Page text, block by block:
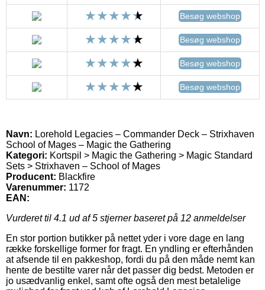
Besøg webshop
Besøg webshop
Besøg webshop
Besøg webshop
Navn: Lorehold Legacies – Commander Deck – Strixhaven
School of Mages – Magic the Gathering
Kategori: Kortspil > Magic the Gathering > Magic Standard
Sets > Strixhaven – School of Mages
Producent: Blackfire
Varenummer: 1172
EAN:
Vurderet til 4.1 ud af 5 stjerner baseret på 12 anmeldelser
En stor portion butikker på nettet yder i vore dage en lang
række forskellige former for fragt. En yndling er efterhånden
at afsende til en pakkeshop, fordi du på den måde nemt kan
hente de bestilte varer når det passer dig bedst. Metoden er
jo usædvanlig enkel, samt ofte også den mest betalelige